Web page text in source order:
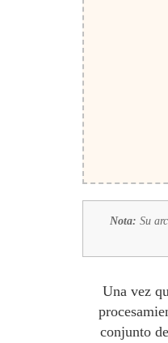
Nota: Su
Una vez
conjunto